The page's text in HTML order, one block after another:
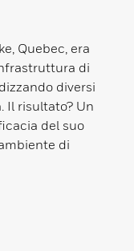
Quebec, era
di
diversi
Il risultato? Un
del suo
di